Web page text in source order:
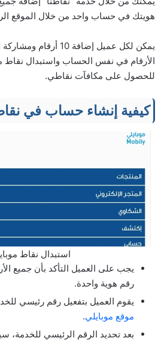
هويتك في حساب واحد من خلال الموقع
يمكن لكل عميل إضافة 10
الأرقام في نفس الحساب واستبدال نقاط
للحصول على مكافآت نقاطي.
كيفية إنشاء حساب في
استبدال نقاط
يجب على العميل التأكد بأن جميع
رقم هوية واحدة.
يقوم العميل بتفعيل رقم رئيسي
موقع موبايلي.
بعد تحديد الرقم الرئيسي للخدمة،